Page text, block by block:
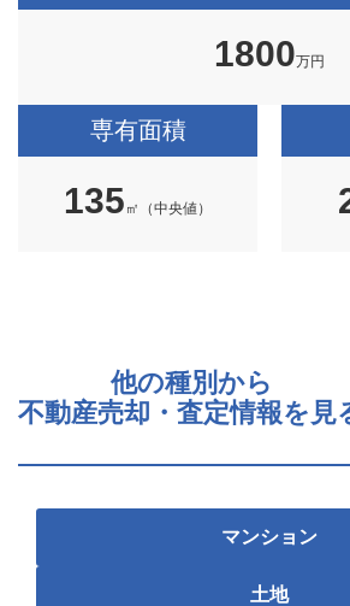
1800万円
専有面積
135 ㎡（中央値）
他の種別から
不動産売却・査定情報を見
マンション
土地